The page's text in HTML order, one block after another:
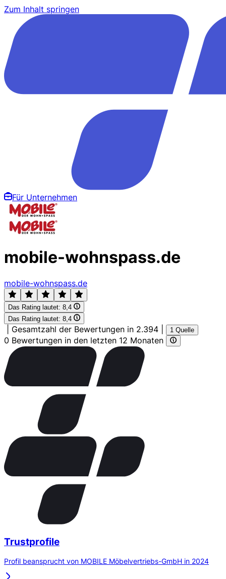
Zum Inhalt springen
Für Unternehmen
mobile-wohnspass.de
mobile-wohnspass.de
Das Rating lautet: 8,4
Das Rating lautet: 8,4
Gesamtzahl der Bewertungen in 2.394 1 Quelle
0 Bewertungen in den letzten 12 Monaten
Trustprofile
Profil beansprucht von MOBILE Möbelvertriebs-GmbH in 2024